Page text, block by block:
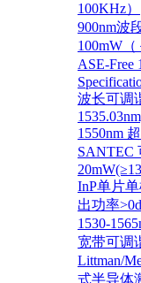
100KHz）
900nm波
100mW（
ASE-
波长可调
1550nm
SANTEC
InP单片
出功率
1530-
宽带可调
Littman/
式半导体